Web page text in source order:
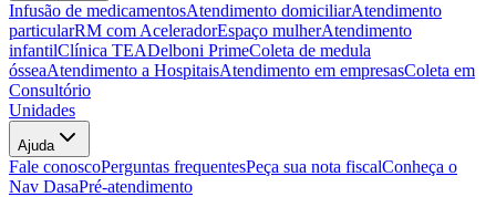
Infusão de medicamentosAtendimento domiciliarAtendimento
particularRM com AceleradorEspaço mulherAtendimento
infantilClínica TEADelboni PrimeColeta de medula
ósseaAtendimento a HospitaisAtendimento em empresasColeta em
Consultório
Unidades
Ajuda
Fale conoscoPerguntas frequentesPeça sua nota fiscalConheça o
Nav DasaPré-atendimento